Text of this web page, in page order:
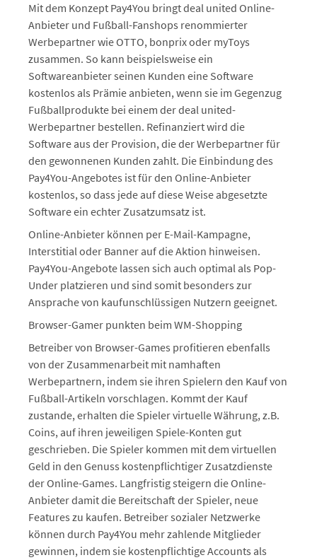
Mit dem Konzept Pay4You bringt deal united Online-
Anbieter und Fußball-Fanshops renommierter
Werbepartner wie OTTO, bonprix oder myToys
zusammen. So kann beispielsweise ein
Softwareanbieter seinen Kunden eine Software
kostenlos als Prämie anbieten, wenn sie im Gegenzug
Fußballprodukte bei einem der deal united-
Werbepartner bestellen. Refinanziert wird die
Software aus der Provision, die der Werbepartner für
den gewonnenen Kunden zahlt. Die Einbindung des
Pay4You-Angebotes ist für den Online-Anbieter
kostenlos, so dass jede auf diese Weise abgesetzte
Software ein echter Zusatzumsatz ist.
Online-Anbieter können per E-Mail-Kampagne,
Interstitial oder Banner auf die Aktion hinweisen.
Pay4You-Angebote lassen sich auch optimal als Pop-
Under platzieren und sind somit besonders zur
Ansprache von kaufunschlüssigen Nutzern geeignet.
Browser-Gamer punkten beim WM-Shopping
Betreiber von Browser-Games profitieren ebenfalls
von der Zusammenarbeit mit namhaften
Werbepartnern, indem sie ihren Spielern den Kauf von
Fußball-Artikeln vorschlagen. Kommt der Kauf
zustande, erhalten die Spieler virtuelle Währung, z.B.
Coins, auf ihren jeweiligen Spiele-Konten gut
geschrieben. Die Spieler kommen mit dem virtuellen
Geld in den Genuss kostenpflichtiger Zusatzdienste
der Online-Games. Langfristig steigern die Online-
Anbieter damit die Bereitschaft der Spieler, neue
Features zu kaufen. Betreiber sozialer Netzwerke
können durch Pay4You mehr zahlende Mitglieder
gewinnen, indem sie kostenpflichtige Accounts als